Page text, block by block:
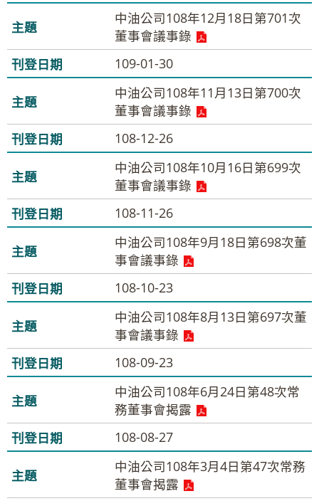
中油公司108年12月18日第701次
董事會議事錄
109-01-30
中油公司108年11月13日第700次
董事會議事錄
108-12-26
中油公司108年10月16日第699次
董事會議事錄
108-11-26
中油公司108年9月18日第698次董
事會議事錄
108-10-23
中油公司108年8月13日第697次董
事會議事錄
108-09-23
中油公司108年6月24日第48次常
務董事會揭露
108-08-27
中油公司108年3月4日第47次常務
董事會揭露